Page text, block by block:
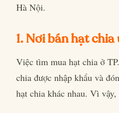
Hà Nội.
1. Nơi bán hạt
Việc tìm mua hạt chia ở
chia được nhập khẩu và
hạt chia khác nhau. Vì